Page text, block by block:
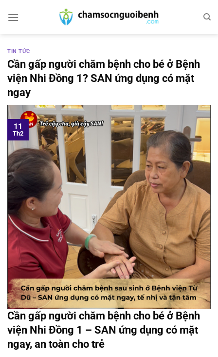
qua
TIN TỨC
Cần gấp người chăm bệnh cho bé ở Bệnh
viện Nhi Đồng 1? SAN ứng dụng có mặt
ngay
11
Th2
Cần gấp người chăm bệnh cho bé ở Bệnh
viện Nhi Đồng 1 – SAN ứng dụng có mặt
ngay, an toàn cho trẻ